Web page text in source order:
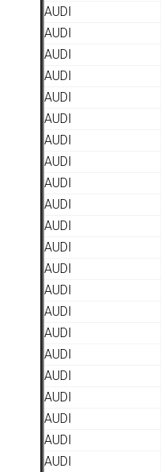
AUDI
AUDI
AUDI
AUDI
AUDI
AUDI
AUDI
AUDI
AUDI
AUDI
AUDI
AUDI
AUDI
AUDI
AUDI
AUDI
AUDI
AUDI
AUDI
AUDI
AUDI
AUDI